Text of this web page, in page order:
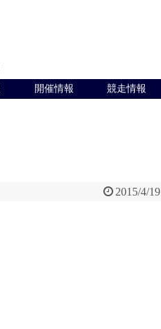
開催情報 競走情報
2015/4/19